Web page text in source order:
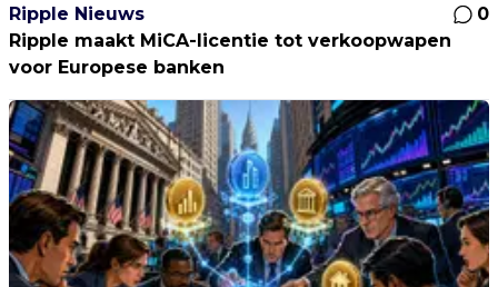
Ripple Nieuws
0
Ripple maakt MiCA-licentie tot verkoopwapen
voor Europese banken